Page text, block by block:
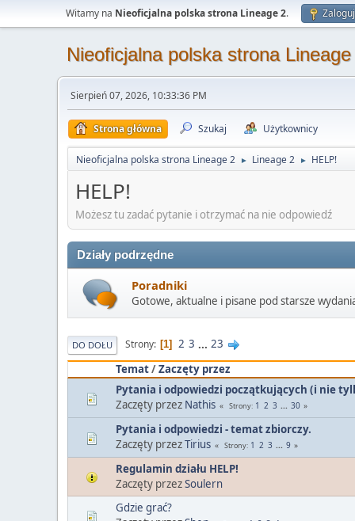
Witamy na Nieoficjalna polska strona Lineage 2.
Nieoficjalna polska strona
Sierpień 07, 2026, 10:33:36 PM
Strona główna Szukaj Użytkownicy
Nieoficjalna polska strona Lineage 2 ► Lineage 2 ► HELP!
HELP!
Możesz tu zadać pytanie i otrzymać na nie odpowiedź
Działy podrzędne
Poradniki
Gotowe, aktualne i pisane pod starsze
DO DOŁU Strony 1 2 3 ... 23
Temat/Zaczęty przez
Pytania i odpowiedzi początkujących (i nie
Zaczęty przez Nathis Strony 1 2 3 ... 30
Pytania i odpowiedzi - temat zbiorczy.
Zaczęty przezTirius Strony 1 2 3 ... 9
Regulamin działu HELP!
Zaczęty przezSoulern
Gdzie grać?